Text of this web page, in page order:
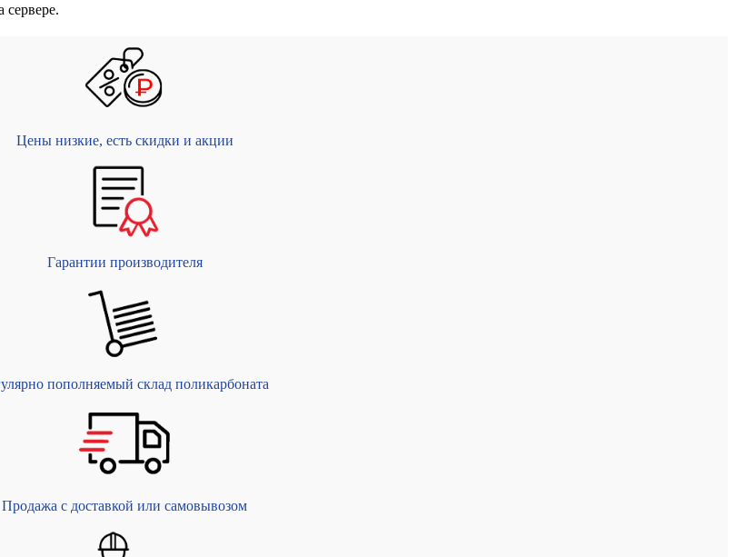
Цены низкие, есть скидки и акции
Гарантии производителя
пополняемый склад поликарбоната
Продажа с доставкой или самовывозом